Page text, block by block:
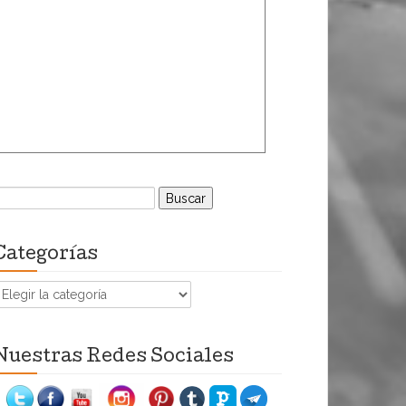
Redes Sociales